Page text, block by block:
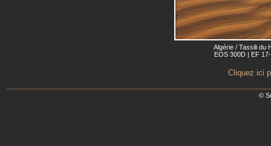
Algérie / Tassili du
EOS 300D | EF
Cliquez ici
©